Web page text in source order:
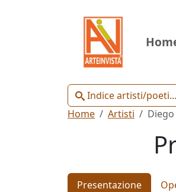
Indice artisti/poeti...
Home Artisti
Presentazione